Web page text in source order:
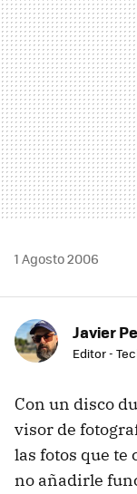
1 Agosto 2006
Javier
Editor -
Con un disco
visor de
las fotos que
no añadirle